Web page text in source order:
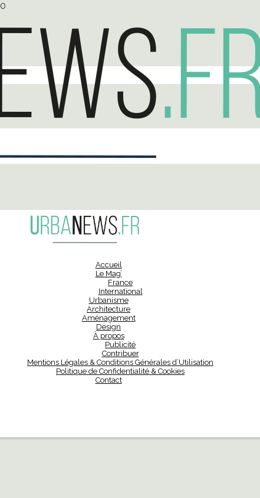
0
Accueil
Le Mag’
France
International
Urbanisme
Architecture
Aménagement
Design
À propos
Publicité
Contribuer
Mentions Légales & Conditions Générales d’Utilisation
Politique de Confidentialité & Cookies
Contact